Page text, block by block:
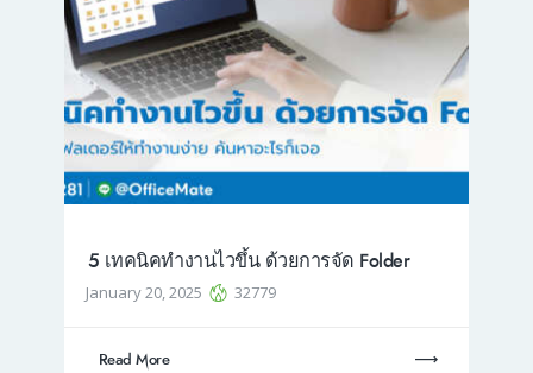
5 เทคนิคทำงานไวขึ้น ด้วยการจัด Folder
January 20, 2025 32779
Read More